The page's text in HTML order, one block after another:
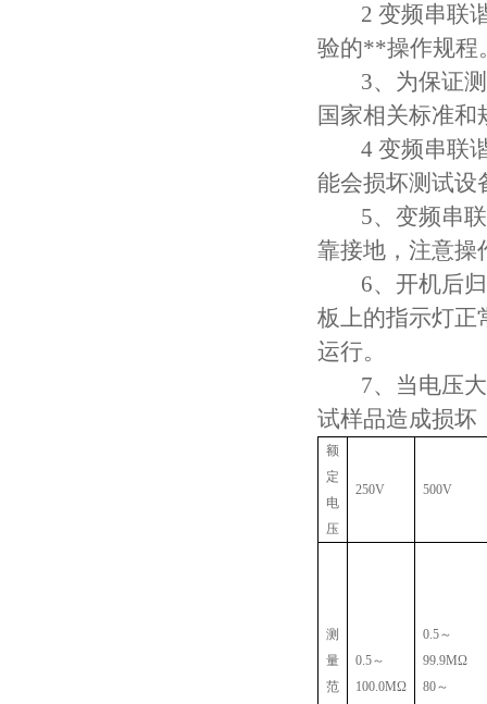
2 变频串联谐
验的**操作规程
3、为保证测
国家相关标准
4 变频串联谐
能会损坏测试设
5、变频串联
靠接地，注意
6、开机后归
板上的指示灯正
运行。
7、当电压大
试样品造成损坏
额
定
电
压
250V 500V
测
量
范
0.5～
100.0MΩ
0.5～
99.9MΩ
80～